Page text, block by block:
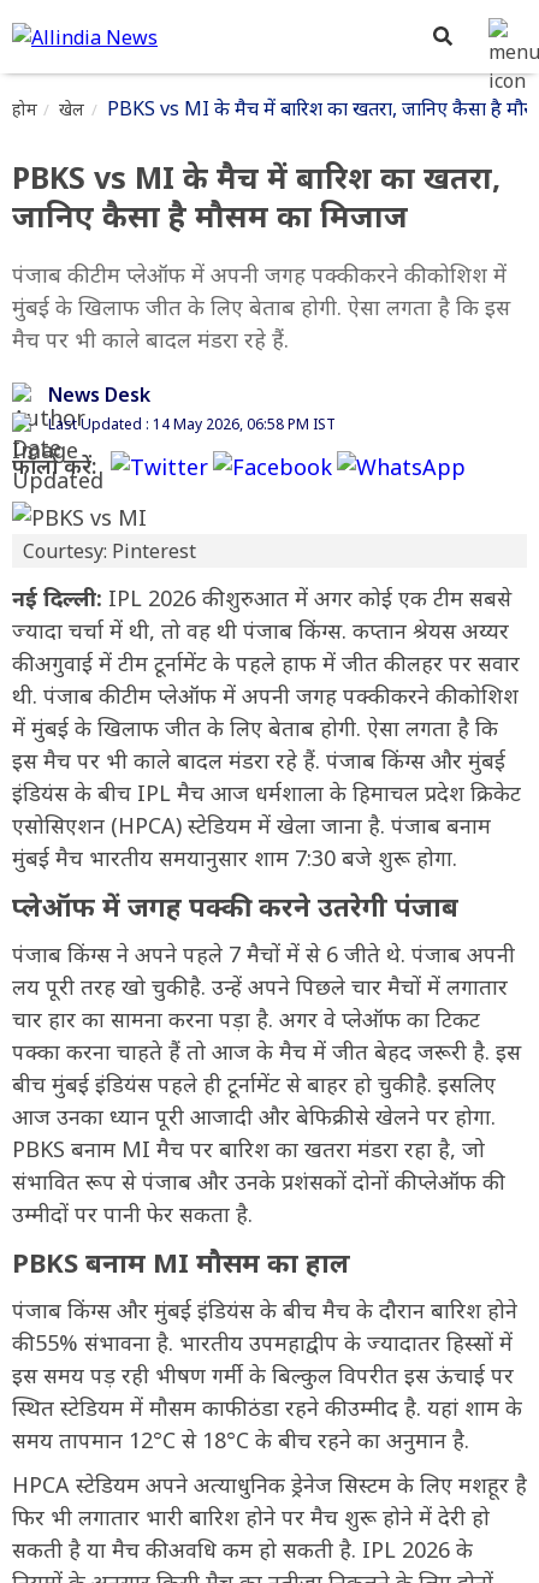
होम खेल PBKS vs MI के मैच में बारिश का खतरा, जानिए कैसा है
PBKS vs MI के मैच में बारिश का खतरा,
जानिए कैसा है मौसम का मिजाज
पंजाब की टीम प्लेऑफ में अपनी जगह पक्की करने की कोशिश में
मुंबई के खिलाफ जीत के लिए बेताब होगी. ऐसा लगता है कि इस
मैच पर भी काले बादल मंडरा रहे हैं.
News Desk
Last Updated : 14 May 2026, 06:58 PM IST
फॉलो करें:
Courtesy: Pinterest
नई दिल्ली: IPL 2026 की शुरुआत में अगर कोई एक टीम सबसे
ज्यादा चर्चा में थी, तो वह थी पंजाब किंग्स. कप्तान श्रेयस अय्यर
की अगुवाई में टीम टूर्नामेंट के पहले हाफ में जीत की लहर पर सवार
थी. पंजाब की टीम प्लेऑफ में अपनी जगह पक्की करने की कोशिश
में मुंबई के खिलाफ जीत के लिए बेताब होगी. ऐसा लगता है कि
इस मैच पर भी काले बादल मंडरा रहे हैं. पंजाब किंग्स और मुंबई
इंडियंस के बीच IPL मैच आज धर्मशाला के हिमाचल प्रदेश क्रिकेट
एसोसिएशन (HPCA) स्टेडियम में खेला जाना है. पंजाब बनाम
मुंबई मैच भारतीय समयानुसार शाम 7:30 बजे शुरू होगा.
प्लेऑफ में जगह पक्की करने उतरेगी पंजाब
पंजाब किंग्स ने अपने पहले 7 मैचों में से 6 जीते थे. पंजाब अपनी
लय पूरी तरह खो चुकी है. उन्हें अपने पिछले चार मैचों में लगातार
चार हार का सामना करना पड़ा है. अगर वे प्लेऑफ का टिकट
पक्का करना चाहते हैं तो आज के मैच में जीत बेहद जरूरी है. इस
बीच मुंबई इंडियंस पहले ही टूर्नामेंट से बाहर हो चुकी है. इसलिए
आज उनका ध्यान पूरी आजादी और बेफिक्री से खेलने पर होगा.
PBKS बनाम MI मैच पर बारिश का खतरा मंडरा रहा है, जो
संभावित रूप से पंजाब और उनके प्रशंसकों दोनों की प्लेऑफ की
उम्मीदों पर पानी फेर सकता है.
PBKS बनाम MI मौसम का हाल
पंजाब किंग्स और मुंबई इंडियंस के बीच मैच के दौरान बारिश होने
की 55% संभावना है. भारतीय उपमहाद्वीप के ज्यादातर हिस्सों में
इस समय पड़ रही भीषण गर्मी के बिल्कुल विपरीत इस ऊंचाई पर
स्थित स्टेडियम में मौसम काफी ठंडा रहने की उम्मीद है. यहां शाम के
समय तापमान 12°C से 18°C के बीच रहने का अनुमान है.
HPCA स्टेडियम अपने अत्याधुनिक ड्रेनेज सिस्टम के लिए मशहूर है
फिर भी लगातार भारी बारिश होने पर मैच शुरू होने में देरी हो
सकती है या मैच की अवधि कम हो सकती है. IPL 2026 के